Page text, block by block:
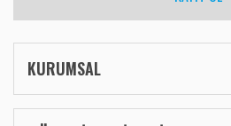
KURUMSAL